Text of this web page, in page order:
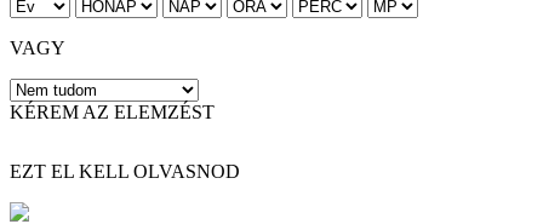
VAGY
KÉREM AZ ELEMZÉST
EZT EL KELL OLVASNOD